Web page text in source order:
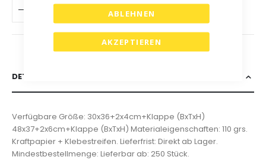
AKZEPTIEREN
ABLEHNEN
IN DEN WARENKORB
DETAILS
Verfügbare Größe: 30x36+2x4cm+Klappe (BxTxH)
48x37+2x6cm+Klappe (BxTxH) Materialeigenschaften: 110 grs.
Kraftpapier + Klebestreifen. Lieferfrist: Direkt ab Lager.
Mindestbestellmenge: Lieferbar ab: 250 Stück.